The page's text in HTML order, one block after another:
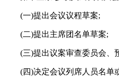
(一)提出会议议程草案;
(二)提出主席团名单草案;
(三)提出议案审查委员会、
(四)决定会议列席人员名单